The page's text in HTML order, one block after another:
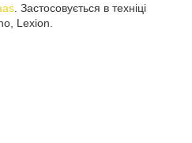
. Застосовується в техніці
Lexion.